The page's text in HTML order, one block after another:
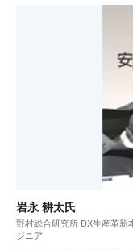
岩永 耕太氏
野村総合研究所 DX生産革新
ジニア